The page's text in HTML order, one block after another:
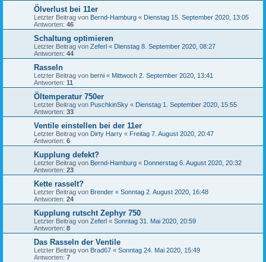
Ölverlust bei 11er
Letzter Beitrag von Bernd-Hamburg « Dienstag 15. September 2020, 13:05
Antworten: 46
Schaltung optimieren
Letzter Beitrag von Zeferl « Dienstag 8. September 2020, 08:27
Antworten: 44
Rasseln
Letzter Beitrag von berni « Mittwoch 2. September 2020, 13:41
Antworten: 11
Öltemperatur 750er
Letzter Beitrag von PuschkinSky « Dienstag 1. September 2020, 15:55
Antworten: 33
Ventile einstellen bei der 11er
Letzter Beitrag von Dirty Harry « Freitag 7. August 2020, 20:47
Antworten: 6
Kupplung defekt?
Letzter Beitrag von Bernd-Hamburg « Donnerstag 6. August 2020, 20:32
Antworten: 23
Kette rasselt?
Letzter Beitrag von Brender « Sonntag 2. August 2020, 16:48
Antworten: 24
Kupplung rutscht Zephyr 750
Letzter Beitrag von Zeferl « Sonntag 31. Mai 2020, 20:59
Antworten: 8
Das Rasseln der Ventile
Letzter Beitrag von Brad67 « Sonntag 24. Mai 2020, 15:49
Antworten: 7